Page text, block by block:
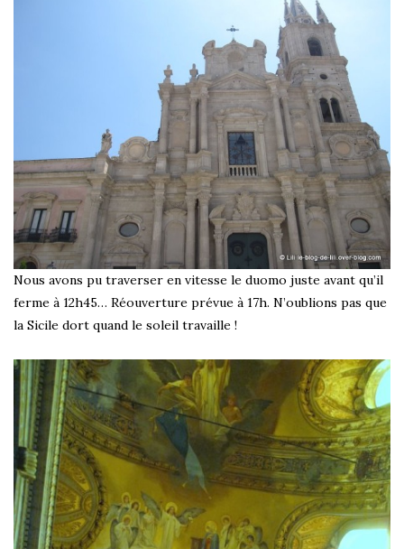
Nous avons pu traverser en vitesse le duomo juste avant qu’il
ferme à 12h45… Réouverture prévue à 17h. N’oublions pas que
la Sicile dort quand le soleil travaille !